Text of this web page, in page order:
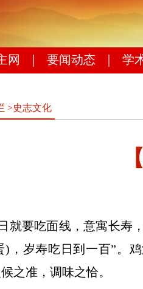
网 要闻动态 学
>史志文化
就要吃面线，意寓长寿
，岁寿吃日到一百”。
之准，调味之恰。